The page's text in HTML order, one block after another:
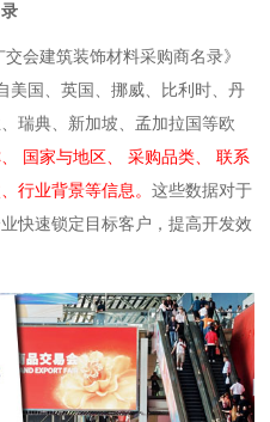
会建筑装饰材料采购商名录》
美国、英国、挪威、比利时、丹
瑞典、新加坡、孟加拉国等欧
国家与地区、 采购品类、 联系
行业背景等信息。这些数据对于
快速锁定目标客户，提高开发效